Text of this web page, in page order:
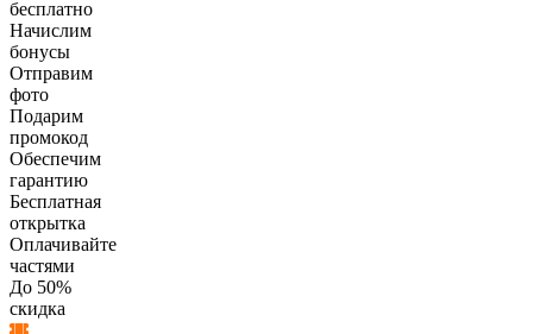
бесплатно
Начислим
бонусы
Отправим
фото
Подарим
промокод
Обеспечим
гарантию
Бесплатная
открытка
Оплачивайте
частями
До 50%
скидка